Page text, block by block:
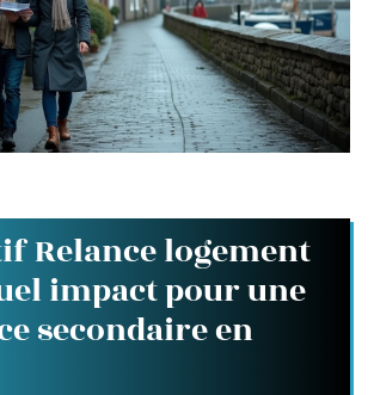
Relance logement
impact pour une
secondaire en